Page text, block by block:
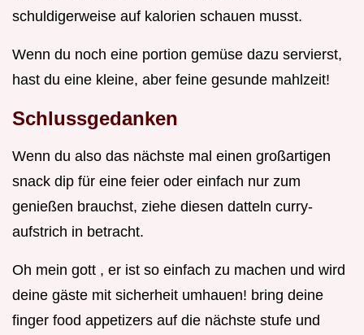
schuldigerweise auf kalorien schauen musst.
Wenn du noch eine portion gemüse dazu servierst,
hast du eine kleine, aber feine gesunde mahlzeit!
Schlussgedanken
Wenn du also das nächste mal einen großartigen
snack dip für eine feier oder einfach nur zum
genießen brauchst, ziehe diesen datteln curry-
aufstrich in betracht.
Oh mein gott , er ist so einfach zu machen und wird
deine gäste mit sicherheit umhauen! bring deine
finger food appetizers auf die nächste stufe und